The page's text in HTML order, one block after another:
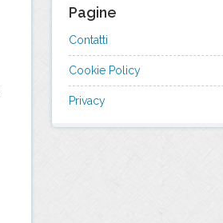
Pagine
Contatti
Cookie Policy
Privacy